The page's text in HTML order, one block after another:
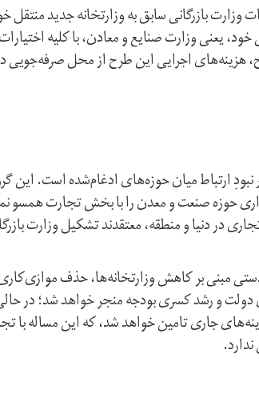
یعنی وزارت صنایع و معادن، با کلیه
بر اساس تبصره ۴ این طرح، هزینه‌های اجرایی این طرح از محل
ارتباط میان حوزه‌های ادغام‌‌شده است. این
صنعت و معدن را با بخش تجارت همسو
در دنیا و منطقه، معتقدند تشکیل وزارت
مبنی بر کاهش وزارتخانه‌ها، حذف
دولت و رشد کسری بودجه منجر خواهد شد؛ در
جاری تامین خواهد شد، که این مساله با